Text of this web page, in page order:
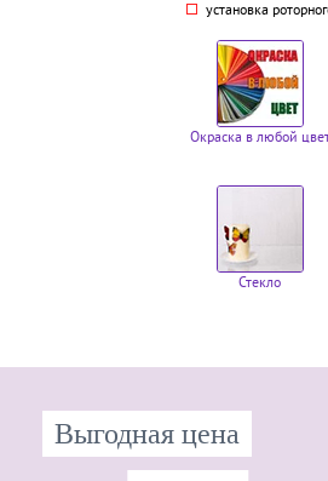
установка
Окраска в любой
Стекло
Выгодная цена